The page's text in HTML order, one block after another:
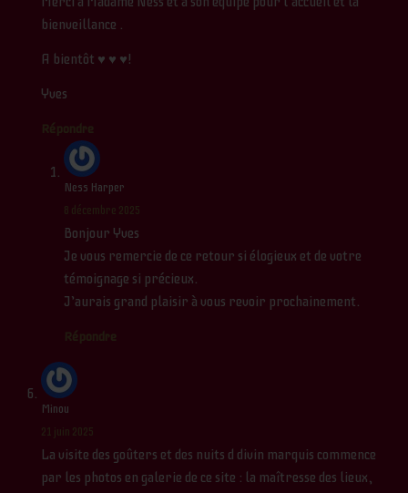
bienveillance .
A bientôt ♥ ♥ ♥!
Yves
Répondre
Ness Harper
8 décembre 2025
Bonjour Yves
Je vous remercie de ce retour si élogieux et de votre
témoignage si précieux.
J’aurais grand plaisir à vous revoir prochainement.
Répondre
Minou
21 juin 2025
La visite des goûters et des nuits d divin marquis commence
par les photos en galerie de ce site : la maîtresse des lieux,